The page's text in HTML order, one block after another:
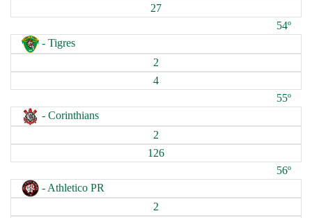
27
54º
- Tigres
2
4
55º
- Corinthians
2
126
56º
- Athletico PR
2